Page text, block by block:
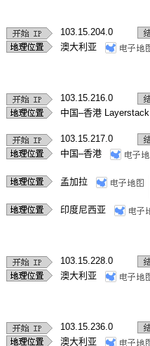
103.15.204.0
澳大利亚
103.15.216.0
中国–香港 Layerstack
103.15.217.0
中国–香港
孟加拉
印度尼西亚
103.15.228.0
澳大利亚
103.15.236.0
澳大利亚